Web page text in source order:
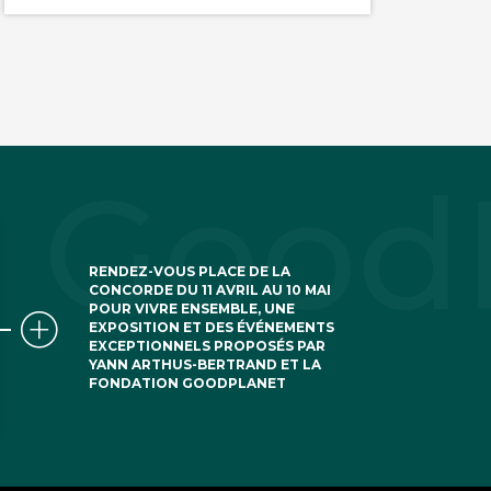
RENDEZ-VOUS PLACE DE LA
CONCORDE DU 11 AVRIL AU 10 MAI
POUR VIVRE ENSEMBLE, UNE
EXPOSITION ET DES ÉVÉNEMENTS
EXCEPTIONNELS PROPOSÉS PAR
YANN ARTHUS-BERTRAND ET LA
FONDATION GOODPLANET